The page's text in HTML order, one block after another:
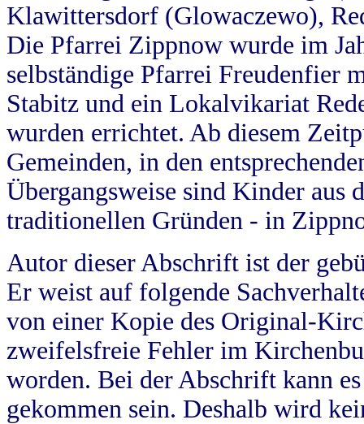
Klawittersdorf (Glowaczewo),
Die Pfarrei Zippnow wurde im
selbständige Pfarrei Freudenfier
Stabitz und ein Lokalvikariat
wurden errichtet. Ab diesem
Gemeinden, in den
Übergangsweise sind Kinder aus
traditionellen Gründen - in
Autor dieser Abschrift ist der
Er weist auf folgende
von einer Kopie des Original-
zweifelsfreie Fehler im
worden. Bei der Abschrift kann
gekommen sein. Deshalb wird